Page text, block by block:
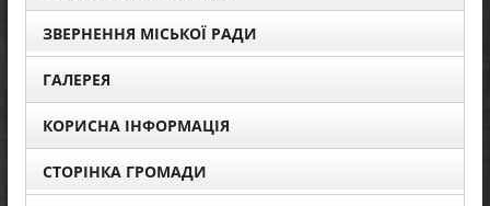
ЗВЕРНЕННЯ МІСЬКОЇ РАДИ
ГАЛЕРЕЯ
КОРИСНА ІНФОРМАЦІЯ
СТОРІНКА ГРОМАДИ